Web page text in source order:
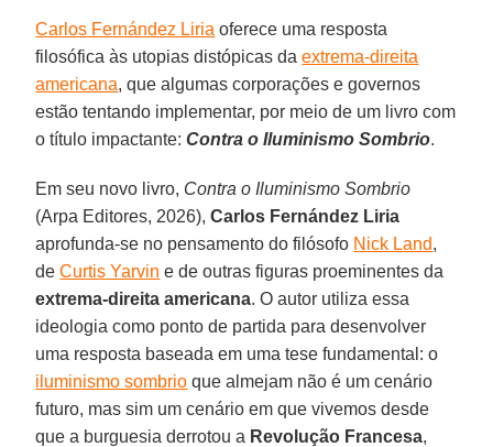
Carlos Fernández Liria oferece uma resposta
filosófica às utopias distópicas daextrema-direita
americana, que algumas corporações e governos
estão tentando implementar, por meio de um livro com
o título impactante:Contra o Iluminismo Sombrio.
Em seu novo livro, Contra o Iluminismo Sombrio
(Arpa Editores, 2026),Carlos Fernández Liria
aprofunda-se no pensamento do filósofo Nick Land,
deCurtis Yarvin e de outras figuras proeminentes da
extrema-direita americana. O autor utiliza essa
ideologia como ponto de partida para desenvolver
uma resposta baseada em uma tese fundamental: o
iluminismo sombrio que almejam não é um cenário
futuro, mas sim um cenário em que vivemos desde
que a burguesia derrotou a Revolução Francesa,